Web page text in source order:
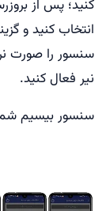
کنید؛ پس از
انتخاب کنید و
سنسور را صورت
نیر فعال کنید.
سنسور بیسیم